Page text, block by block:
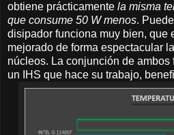
obtiene prácticamente la misma
que consume 50 W menos.
disipador funciona muy bien, que
mejorado de forma espectacular
núcleos. La conjunción de
un IHS que hace su trabajo,